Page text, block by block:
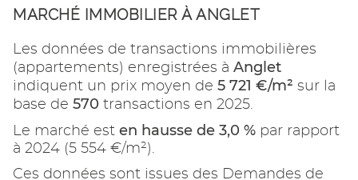
MARCHÉ IMMOBILIER À ANGLET
Les données de transactions immobilières
(appartements) enregistrées à Anglet
indiquent un prix moyen de 5 721 €/m² sur la
base de 570 transactions en 2025.
Le marché est en hausse de 3,0 % par rapport
à 2024 (5 554 €/m²).
Ces données sont issues des Demandes de